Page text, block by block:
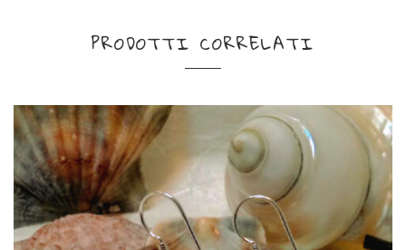
PRODOTTI CORRELATI